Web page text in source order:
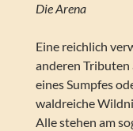
Die Arena
Eine reichlich
anderen Tributen
eines Sumpfes
waldreiche
Alle stehen am